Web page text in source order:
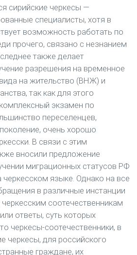
сирийские черкесы —
специалисты, хотя в
возможность работать по
прочего, связано с незнанием
также делает
разрешения на временное
на жительство (ВНЖ) и
так как для этого
экзамен по
переселенцев,
очень хорошо
В связи с этим
вносили предложение
миграционных статусов РФ
черкесском языке. Однако на все
в различные инстанции
соотечественникам
ответы, суть которых
черкесы-соотечественники, в
черкесы, для российского
граждане, их